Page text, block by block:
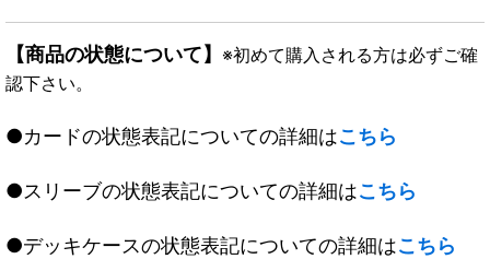
【商品の状態について】 ※初めて購入される方は必ずご確
認下さい。
●カードの状態表記についての詳細はこちら
●スリーブの状態表記についての詳細はこちら
●デッキケースの状態表記についての詳細はこちら